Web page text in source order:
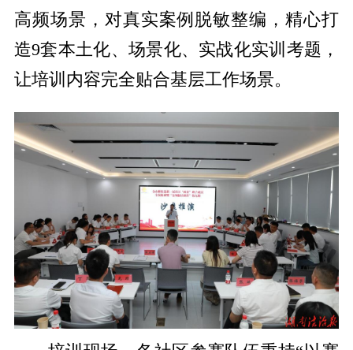
高频场景，对真实案例脱敏整编，精心打
造9套本土化、场景化、实战化实训考题，
让培训内容完全贴合基层工作场景。